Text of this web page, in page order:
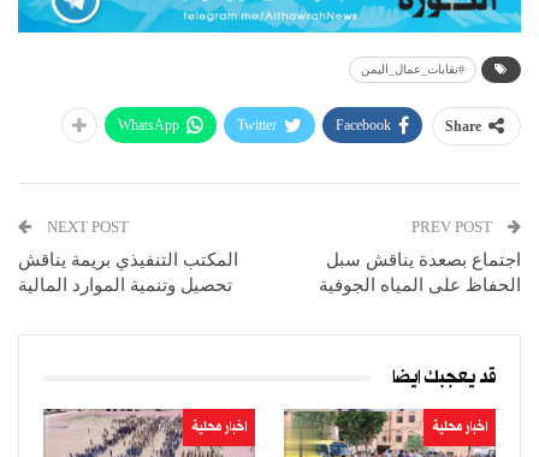
#نقابات_عمال_اليمن
Share
Facebook
Twitter
WhatsApp
اجتماع بصعدة يناقش سبل
الحفاظ على المياه الجوفية
NEXT POST
المكتب التنفيذي بريمة يناقش
تحصيل وتنمية الموارد المالية
قد يعجبك ايضا
اخبار محلية اخبار محلية